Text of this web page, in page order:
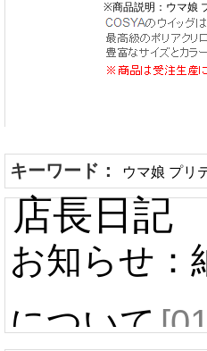
※商品説明：ウマ娘
キーワード： ウマ娘 プリ
店長日記
お知らせ：
について